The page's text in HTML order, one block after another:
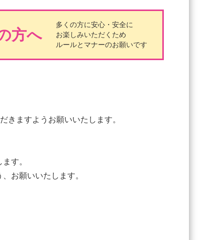
方へ
多くの方に安心・安全に
お楽しみいただくため
ルールとマナーのお願いです
きますようお願いいたします。
す。
お願いいたします。